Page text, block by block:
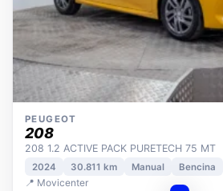
PEUGEOT
208
208 1.2 ACTIVE PACK PURETECH 75 MT
2024 30.811 km